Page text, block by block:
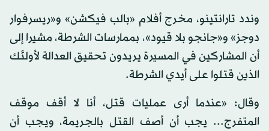
وندد تارانتينو، مخرج أفلام «بالب فيكشن» و«ريسرفوار
دوجز» و«جانجو بلا قيود»، بممارسات الشرطة، مشيرا إلى
أن المشاركين في المسيرة يريدون تحقيق العدالة لأولئك
الذين قتلوا على أيدي الشرطة.
وقال: «عندما أرى عمليات قتل، أنا لا أقف موقف
المتفرج... يجب أن أصف القتل بالجريمة، ويجب أن